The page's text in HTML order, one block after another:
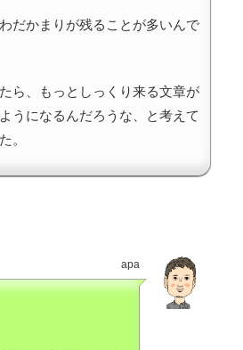
だかまりが残ることが多いんで
ら、もっとしっくり来る文章が
うになるんだろうな、と考えて
。
apa